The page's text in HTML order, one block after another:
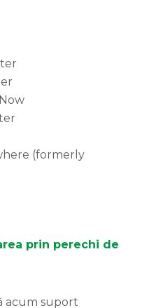
(formerly
prin perechi de
acum suport